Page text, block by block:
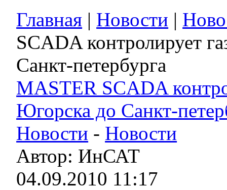
Главная | Новости |
SCADA контролирует
Санкт-петербурга
MASTER SCADA
Югорска до Санкт-
Новости - Новости
Автор: ИнСАТ
04.09.2010 11:17